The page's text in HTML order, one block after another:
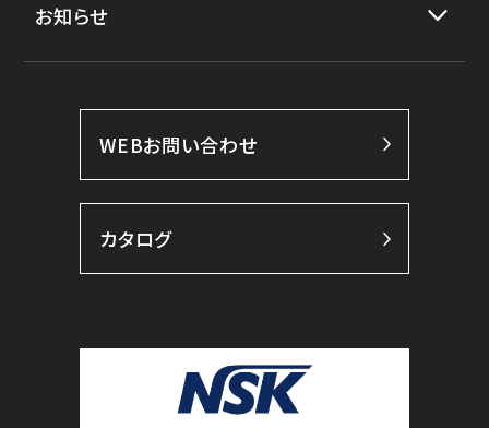
お知らせ
WEBお問い合わせ
カタログ